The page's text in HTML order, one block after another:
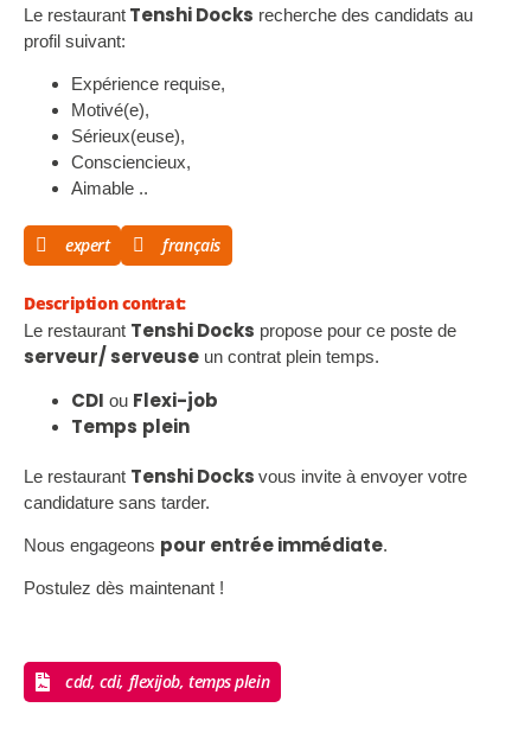
Le restaurant Tenshi Docks recherche des candidats au
profil suivant:
Expérience requise,
Motivé(e),
Sérieux(euse),
Consciencieux,
Aimable ..
expert français
Description contrat:
Le restaurant Tenshi Docks propose pour ce poste de
serveur/ serveuse un contrat plein temps.
CDI ou Flexi-job
Temps plein
Le restaurant Tenshi Docks vous invite à envoyer votre
candidature sans tarder.
Nous engageons pour entrée immédiate.
Postulez dès maintenant !
cdd, cdi, flexijob, temps plein